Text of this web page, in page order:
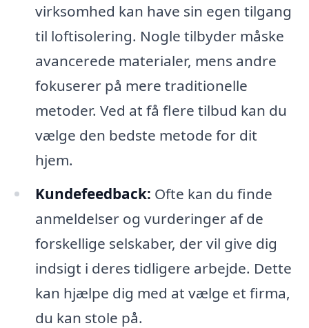
virksomhed kan have sin egen tilgang
til loftisolering. Nogle tilbyder måske
avancerede materialer, mens andre
fokuserer på mere traditionelle
metoder. Ved at få flere tilbud kan du
vælge den bedste metode for dit
hjem.
Kundefeedback: Ofte kan du finde
anmeldelser og vurderinger af de
forskellige selskaber, der vil give dig
indsigt i deres tidligere arbejde. Dette
kan hjælpe dig med at vælge et firma,
du kan stole på.